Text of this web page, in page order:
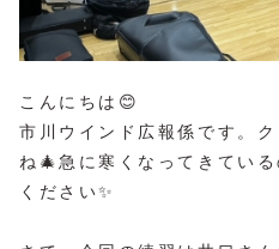
こんにちは😊
市川ウインド広報係です。
ね🎄急に寒くなってきてい
ください✨